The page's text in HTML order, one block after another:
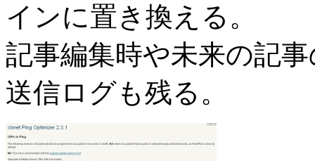
インに置き換える。
記事編集時や未来の記
送信ログも残る。